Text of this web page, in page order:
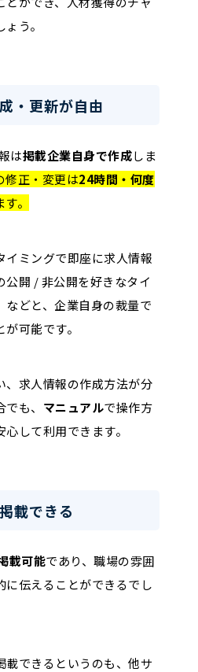
う。
・更新が自由
は掲載企業自身で作成しま
修正・変更は24時間・何度
。
イミングで即座に求人情報
公開 / 非公開を好きなタイ
などと、企業自身の裁量で
可能です。
、求人情報の作成方法が分
も、 マニュアルで操作方
して利用できます。
載できる
載可能であり、職場の雰囲
に伝えることができるでし
載できるというのも、他サ